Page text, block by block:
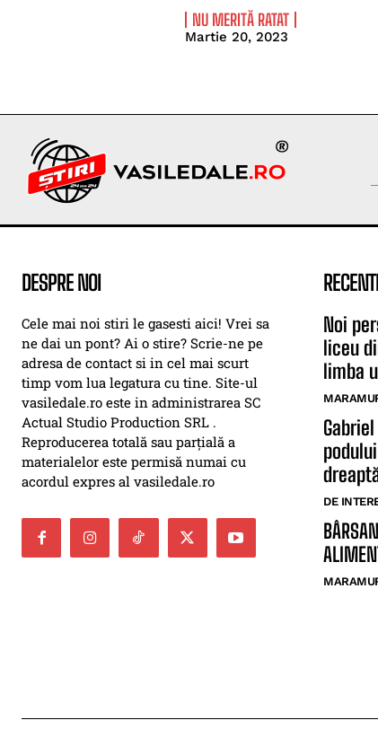
NU MERITĂ RATAT
Martie 20, 2023
DESPRE NOI
Cele mai noi stiri le gasesti aici! Vrei sa
ne dai un pont? Ai o stire? Scrie-ne pe
adresa de contact si in cel mai scurt
timp vom lua legatura cu tine. Site-ul
vasiledale.ro este in administrarea SC
Actual Studio Production SRL .
Reproducerea totală sau parțială a
materialelor este permisă numai cu
acordul expres al vasiledale.ro
Noi
liceu
limba
DE